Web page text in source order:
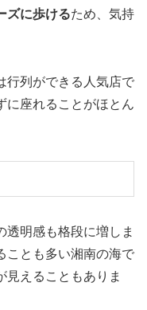
ズに歩けるため、気持
行列ができる人気店で
に座れることがほとん
透明感も格段に増しま
ことも多い湘南の海で
見えることもありま